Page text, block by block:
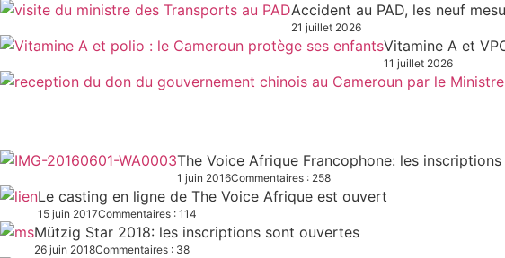
Accident au PAD, les neuf
21 juillet 2026
Vitamine A et
11 juillet 2026
The Voice Afrique Francophone: les
1 juin 2016Commentaires : 258
Le casting en ligne de The Voice Afrique est ouvert
15 juin 2017Commentaires : 114
Mützig Star 2018: les inscriptions sont ouvertes
26 juin 2018Commentaires : 38